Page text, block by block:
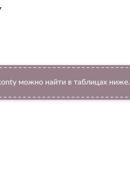
можно найти в таблицах ниже.